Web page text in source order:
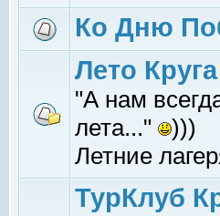
Ко Дню
Лето Круга
"А нам
лета..."
)))
Летние
ТурКлуб